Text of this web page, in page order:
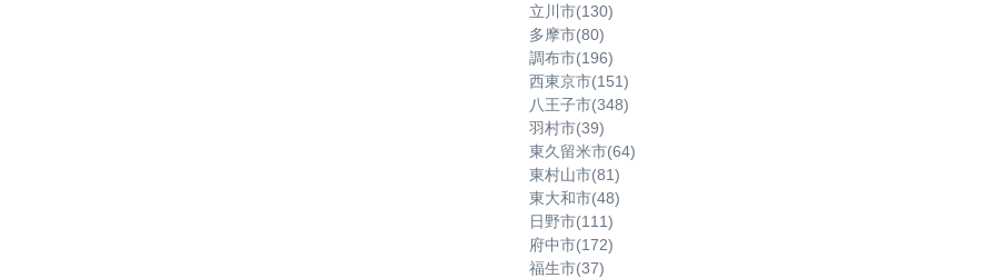
立川市(130)
多摩市(80)
調布市(196)
西東京市(151)
八王子市(348)
羽村市(39)
東久留米市(64)
東村山市(81)
東大和市(48)
日野市(111)
府中市(172)
福生市(37)